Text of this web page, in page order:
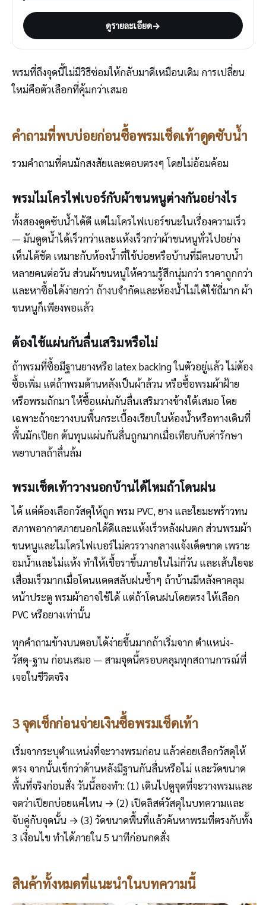
ดูรายละเอียด→
พรมที่ถึงจุดนี้ไม่มีวิธีซ่อมให้กลับมาดีเหมือนเดิม การเปลี่ยน
ใหม่คือตัวเลือกที่คุ้มกว่าเสมอ
คำถามที่พบบ่อยก่อนซื้อพรมเช็ดเท้าดูดซับน้ำ
รวมคำถามที่คนมักสงสัยและตอบตรงๆ โดยไม่อ้อมค้อม
พรมไมโครไฟเบอร์กับผ้าขนหนูต่างกันอย่างไร
ทั้งสองดูดซับน้ำได้ดี แต่ไมโครไฟเบอร์ชนะในเรื่องความเร็ว
— มันดูดน้ำได้เร็วกว่าและแห้งเร็วกว่าผ้าขนหนูทั่วไปอย่าง
เห็นได้ชัด เหมาะกับห้องน้ำที่ใช้บ่อยหรือบ้านที่มีคนอาบน้ำ
หลายคนต่อวัน ส่วนผ้าขนหนูให้ความรู้สึกนุ่มกว่า ราคาถูกกว่า
และหาซื้อได้ง่ายกว่า ถ้างบจำกัดและห้องน้ำไม่ได้ใช้ถี่มาก ผ้า
ขนหนูก็เพียงพอแล้ว
ต้องใช้แผ่นกันลื่นเสริมหรือไม่
ถ้าพรมที่ซื้อมีฐานยางหรือ latex backing ในตัวอยู่แล้ว ไม่ต้อง
ซื้อเพิ่ม แต่ถ้าพรมด้านหลังเป็นผ้าล้วน หรือซื้อพรมผ้าฝ้าย
หรือพรมถักมา ให้ซื้อแผ่นกันลื่นเสริมวางข้างใต้เสมอ โดย
เฉพาะถ้าจะวางบนพื้นกระเบื้องเรียบในห้องน้ำหรือทางเดินที่
พื้นมักเปียก ต้นทุนแผ่นกันลื่นถูกมากเมื่อเทียบกับค่ารักษา
พยาบาลถ้าลื่นล้ม
พรมเช็ดเท้าวางนอกบ้านได้ไหมถ้าโดนฝน
ได้ แต่ต้องเลือกวัสดุให้ถูก พรม PVC, ยาง และใยมะพร้าวทน
สภาพอากาศภายนอกได้ดีและแห้งเร็วหลังฝนตก ส่วนพรมผ้า
ขนหนูและไมโครไฟเบอร์ไม่ควรวางกลางแจ้งเด็ดขาด เพราะ
อมน้ำและไม่แห้ง ทำให้เชื้อราขึ้นภายในไม่กี่วัน และเส้นใยจะ
เสื่อมเร็วมากเมื่อโดนแดดสลับฝนซ้ำๆ ถ้าบ้านมีหลังคาคลุม
หน้าประตู พรมผ้าอาจใช้ได้ แต่ถ้าโดนฝนโดยตรง ให้เลือก
PVC หรือยางเท่านั้น
ทุกคำถามข้างบนตอบได้ง่ายขึ้นมากถ้าเริ่มจาก ตำแหน่ง-
วัสดุ-ฐาน ก่อนเสมอ — สามจุดนี้ครอบคลุมทุกสถานการณ์ที่
เจอในชีวิตจริง
3 จุดเช็กก่อนจ่ายเงินซื้อพรมเช็ดเท้า
เริ่มจากระบุตำแหน่งที่จะวางพรมก่อน แล้วค่อยเลือกวัสดุให้
ตรง จากนั้นเช็กว่าด้านหลังมีฐานกันลื่นหรือไม่ และวัดขนาด
พื้นที่จริงก่อนสั่ง วันนี้ลองทำ: (1) เดินไปดูจุดที่จะวางพรมและ
จดว่าเปียกบ่อยแค่ไหน → (2) เปิดลิสต์วัสดุในบทความและ
จับคู่กับจุดนั้น → (3) วัดขนาดพื้นที่แล้วค้นหาพรมที่ตรงกับทั้ง
3 เงื่อนไข ทำได้ภายใน 5 นาทีก่อนกดสั่ง
สินค้าทั้งหมดที่แนะนำในบทความนี้